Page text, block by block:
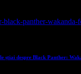
știai despre Black Panther: